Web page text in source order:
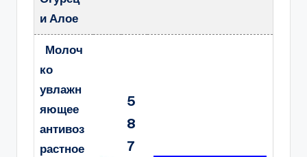
и Алое
Молоч
ко
увлажн
яющее
антивоз
растное
5
8
7